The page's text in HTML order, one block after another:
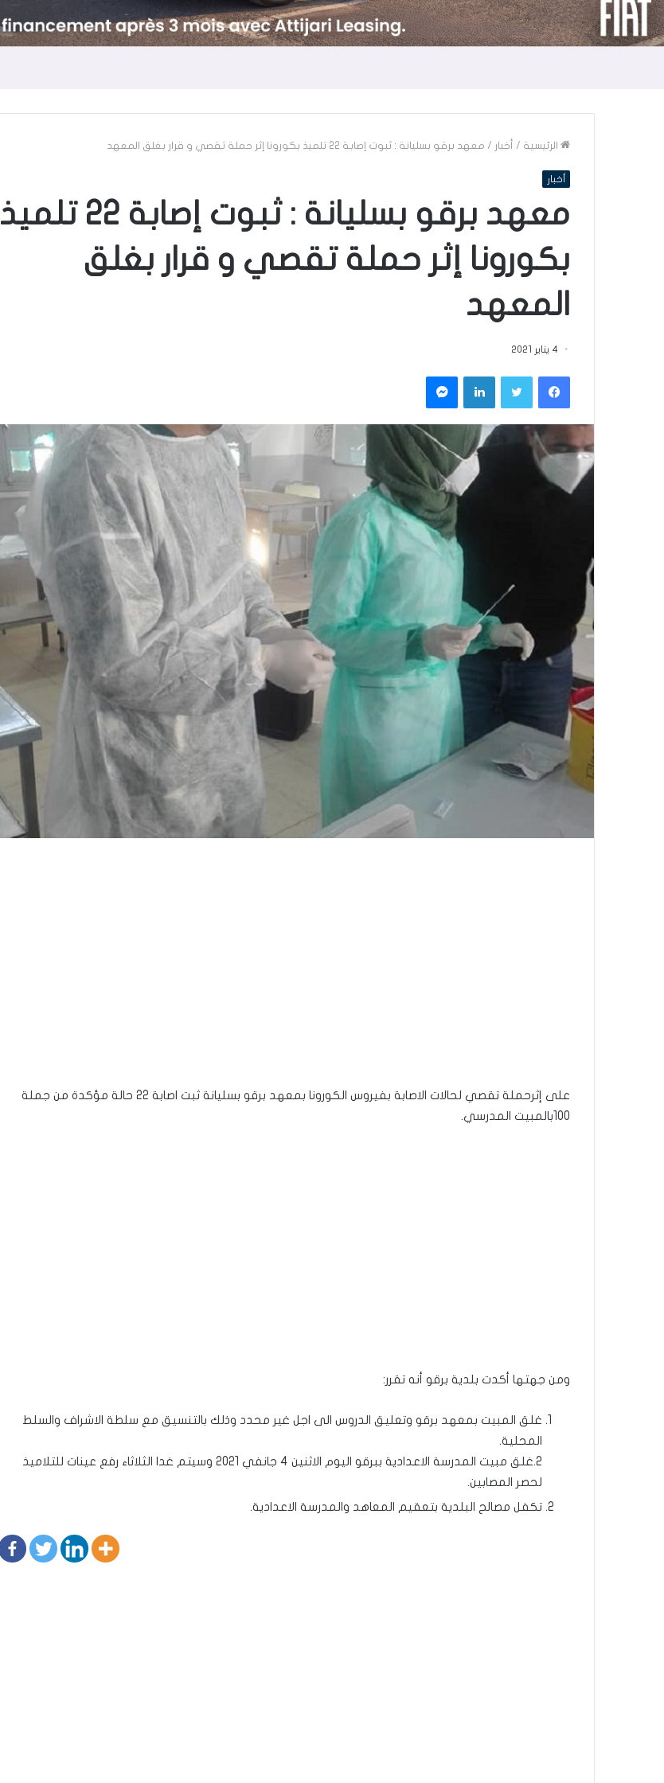
الرئيسية / أخبار / معهد برقو بسليانة : ثبوت إصابة 22 تلميذ بكورونا إثر حملة تقصي و قرار بغلق المعهد
أخبار
معهد برقو بسليانة : ثبوت إصابة 22 تلميذ
بكورونا إثر حملة تقصي و قرار بغلق
المعهد
4 يناير 2021
فيسبوكتويتر لينكدإن ماسنجر
على إثرحملة تقصي لحالات الاصابة بفيروس الكورونا بمعهد برقو بسليانة ثبت اصابة 22 حالة مؤكدة من جملة
100بالمبيت المدرسي.
ومن جهتها أكدت بلدية برقو أنه تقرر:
غلق المبيت بمعهد برقو وتعليق الدروس الى اجل غير محدد وذلك بالتنسيق مع سلطة الاشراف والسلط
المحلية.
2.غلق مبيت المدرسة الاعدادية ببرقو اليوم الاثنين 4 جانفي 2021 وسيتم غدا الثلاثاء رفع عينات للتلاميذ
لحصر المصابين.
تكفل مصالح البلدية بتعقيم المعاهد والمدرسة الاعدادية.